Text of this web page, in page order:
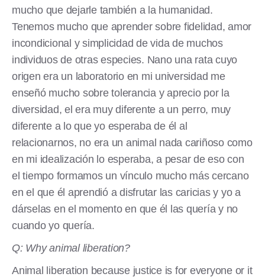
mucho que dejarle también a la humanidad.
Tenemos mucho que aprender sobre fidelidad, amor
incondicional y simplicidad de vida de muchos
individuos de otras especies. Nano una rata cuyo
origen era un laboratorio en mi universidad me
enseñó mucho sobre tolerancia y aprecio por la
diversidad, el era muy diferente a un perro, muy
diferente a lo que yo esperaba de él al
relacionarnos, no era un animal nada cariñoso como
en mi idealización lo esperaba, a pesar de eso con
el tiempo formamos un vínculo mucho más cercano
en el que él aprendió a disfrutar las caricias y yo a
dárselas en el momento en que él las quería y no
cuando yo quería.
Q: Why animal liberation?
Animal liberation because justice is for everyone or it